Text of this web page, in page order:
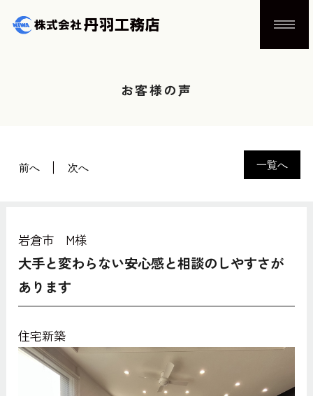
お客様の声
一覧へ
前へ 次へ
岩倉市 M様
大手と変わらない安心感と相談のしやすさが
あります
住宅新築